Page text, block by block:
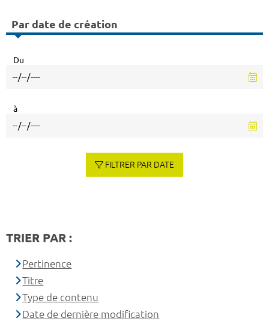
Par date de création
Du
à
FILTRER PAR DATE
TRIER PAR :
Pertinence
Titre
Type de contenu
Date de dernière modification